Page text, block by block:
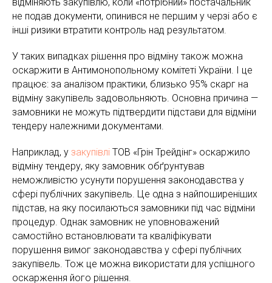
не подав документи, опинився не першим у черзі або є
інші ризики втратити контроль над результатом.
У таких випадках рішення про відміну також можна
оскаржити в Антимонопольному комітеті України. І це
працює: за аналізом практики, близько 95% скарг на
відміну закупівель задовольняють. Основна причина —
замовники не можуть підтвердити підстави для відміни
тендеру належними документами.
Наприклад, у закупівлі ТОВ «Грін Трейдінг» оскаржило
відміну тендеру, яку замовник обґрунтував
неможливістю усунути порушення законодавства у
сфері публічних закупівель. Це одна з найпоширеніших
підстав, на яку посилаються замовники під час відміни
процедур. Однак замовник не уповноважений
самостійно встановлювати та кваліфікувати
порушення вимог законодавства у сфері публічних
закупівель. Тож це можна використати для успішного
оскарження його рішення.